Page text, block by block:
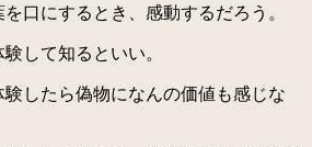
口にするとき、感動するだろう。
して知るといい。
したら偽物になんの価値も感じな